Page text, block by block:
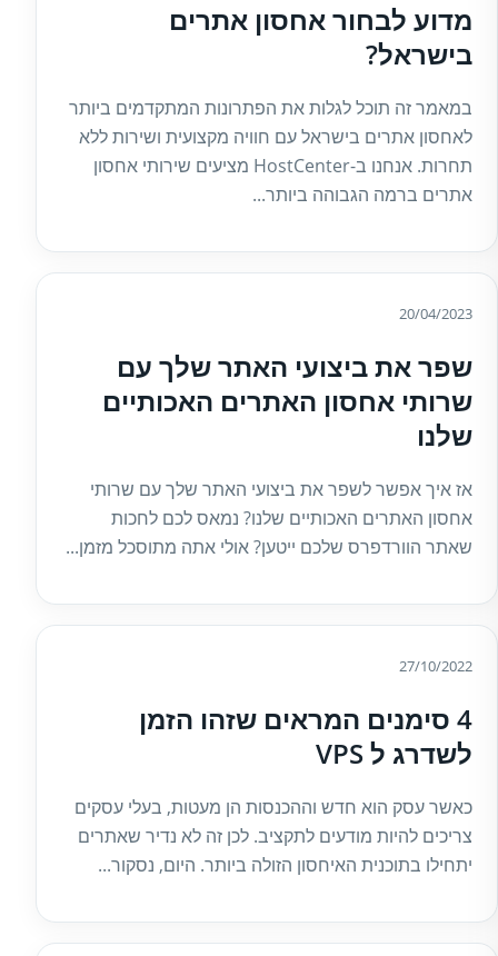
מדוע לבחור אחסון אתרים
בישראל?
במאמר זה תוכל לגלות את הפתרונות המתקדמים ביותר
לאחסון אתרים בישראל עם חוויה מקצועית ושירות ללא
תחרות. אנחנו ב-HostCenter מציעים שירותי אחסון
אתרים ברמה הגבוהה ביותר...
20/04/2023
שפר את ביצועי האתר שלך עם
שרותי אחסון האתרים האכותיים
שלנו
אז איך אפשר לשפר את ביצועי האתר שלך עם שרותי
אחסון האתרים האכותיים שלנו? נמאס לכם לחכות
שאתר הוורדפרס שלכם ייטען? אולי אתה מתוסכל מזמן...
27/10/2022
4 סימנים המראים שזהו הזמן
לשדרג ל VPS
כאשר עסק הוא חדש וההכנסות הן מעטות, בעלי עסקים
צריכים להיות מודעים לתקציב. לכן זה לא נדיר שאתרים
יתחילו בתוכנית האיחסון הזולה ביותר. היום, נסקור...